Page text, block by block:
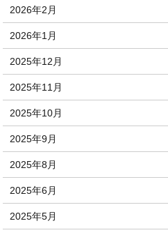
2026年2月
2026年1月
2025年12月
2025年11月
2025年10月
2025年9月
2025年8月
2025年6月
2025年5月